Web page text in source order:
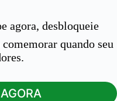
agora, desbloqueie
comemorar quando seu